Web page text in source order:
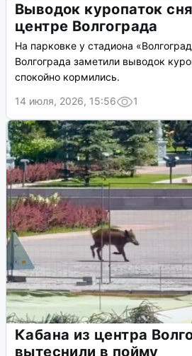
Выводок куропаток
центре Волгограда
На парковке у стадиона
Волгограда заметили выводок
спокойно кормились.
14 июля, 2026, 15:56
1
Кабана из центра
вытеснили в пойму